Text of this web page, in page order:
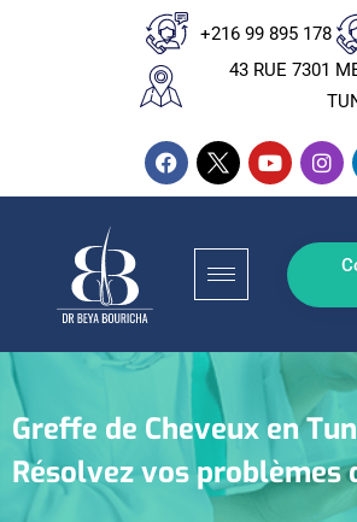
+216 99 895 178
43 RUE 7301
Greffe de Cheveux en
Résolvez vos problèmes